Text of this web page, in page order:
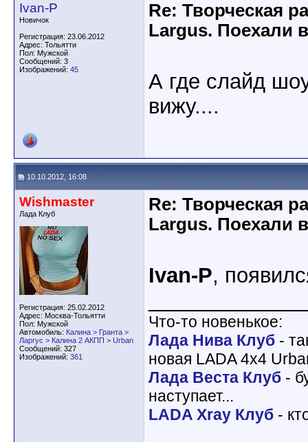
Ivan-P
Новичок
Регистрация: 23.06.2012
Адрес: Тольятти
Пол: Мужской
Сообщений: 3
Изображений: 45
Re: Творческая
Largus. Поехали
А где слайд
вижу....
10.10.2012, 16:08
Wishmaster
Лада Клуб
Регистрация: 25.02.2012
Адрес: Москва-Тольятти
Пол: Мужской
Автомобиль: Калина > Гранта >
Ларгус > Калина 2 АКПП > Urban
Сообщений: 327
Изображений: 361
Re: Творческая
Largus. Поехали
Ivan-P,
Что-то новенькое:
Лада Нива Клуб -
новая LADA 4x4
Лада Веста Клуб -
наступает...
LADA Xray Клуб -